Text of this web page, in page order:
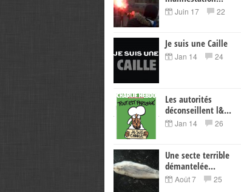
Juin 17 22
Je suis une Caille
Jan 14 24
Les autorités
déconseillent l&...
Jan 14 26
Une secte terrible
démantelée...
Août 7 25